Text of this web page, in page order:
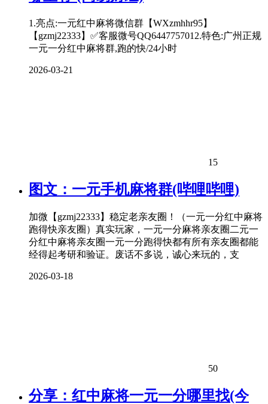
1.亮点:一元红中麻将微信群【WXzmhhr95】
【gzmj22333】✅客服微号QQ6447757012.特色:广州正规
一元一分红中麻将群,跑的快/24小时
2026-03-21
15
图文：一元手机麻将群(哔哩哔哩)
加微【gzmj22333】稳定老亲友圈！（一元一分红中麻将
跑得快亲友圈）真实玩家，一元一分麻将亲友圈二元一
分红中麻将亲友圈一元一分跑得快都有所有亲友圈都能
经得起考研和验证。废话不多说，诚心来玩的，支
2026-03-18
50
分享：红中麻将一元一分哪里找(今